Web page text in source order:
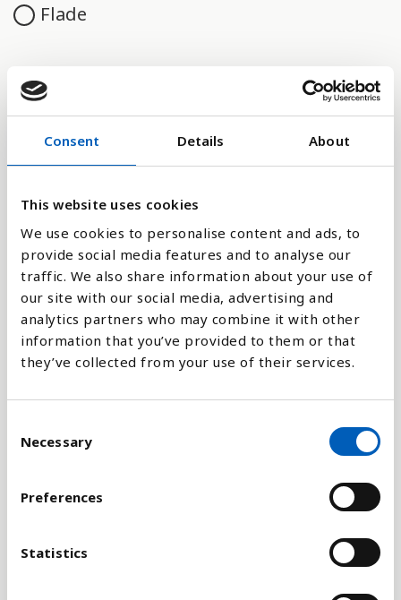
Consent Details About
This website uses cookies
We use cookies to personalise content and ads, to
provide social media features and to analyse our
traffic. We also share information about your use of
our site with our social media, advertising and
analytics partners who may combine it with other
information that you’ve provided to them or that
they’ve collected from your use of their services.
Necessary
Preferences
Statistics
Flade
Sammenligne med:
Forklaring
De Forenede Nationers Bæredygtige
Udviklingsløsningsnetværk (SDSN) har oprettet en
indeks og en årlig lykkeberetning, World
Happiness Report.
lykkelig befolkningen er. Omkring 3000 mennesker
i hvert land er blevet bedt om at vurdere deres
værst mulige liv og ti er det bedst mulige liv. Jo
befolkningen.